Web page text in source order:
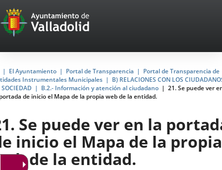
Portal
Web
del
Ayuntamiento
de
Valladolid
El Ayuntamiento Portal de Transparencia
Portal de Transparencia de
Instrumentales Municipales
B) RELACIONES CON LOS
B.2.- Información y atención al ciudadano
21. Se puede ver
de inicio el Mapa de la propia web de la entidad.
Se puede ver en la
inicio el Mapa de la propia
de la entidad.